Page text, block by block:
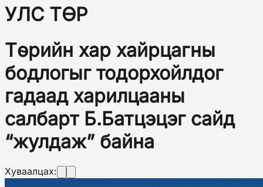
УЛС ТӨР
Төрийн хар хайрцагны
бодлогыг тодорхойлдог
гадаад харилцааны
салбарт Б.Батцэцэг сайд
“жулдаж” байна
Хуваалцах: